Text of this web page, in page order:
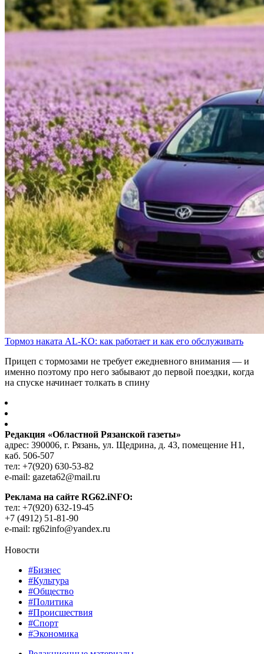
Тормоз наката AL-KO: как работает и как его обслуживать
Прицеп с тормозами не требует ежедневного внимания — и
именно поэтому про него забывают до первой поездки, когда
на спуске начинает толкать в спину
Редакция «Областной Рязанской газеты»
адрес: 390006, г. Рязань, ул. Щедрина, д. 43, помещение Н1,
каб. 506-507
тел: +7(920) 630-53-82
e-mail: gazeta62@mail.ru
Реклама на сайте RG62.iNFO:
тел: +7(920) 632-19-45
+7 (4912) 51-81-90
e-mail: rg62info@yandex.ru
Новости
#Бизнес
#Культура
#Общество
#Политика
#Происшествия
#Спорт
#Экономика